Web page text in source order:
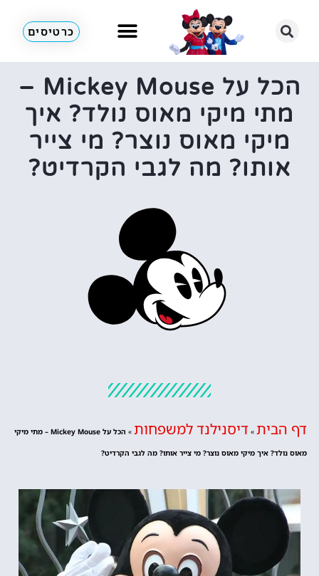
כרטיסים
הכל על Mickey Mouse –
מתי מיקי מאוס נולד? איך
מיקי מאוס נוצר? מי צייר
אותו? מה לגבי הקרדיט?
דף הבית » דיסנילנד למשפחות » הכל על Mickey Mouse – מתי מיקי
מאוס נולד? איך מיקי מאוס נוצר? מי צייר אותו? מה לגבי הקרדיט?